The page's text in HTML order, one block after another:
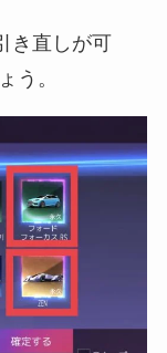
き直しが可
う。